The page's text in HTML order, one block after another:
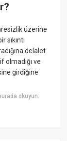
üzerine
sıkıntı
delalet
olmadığı ve
girdiğine
okuyun: